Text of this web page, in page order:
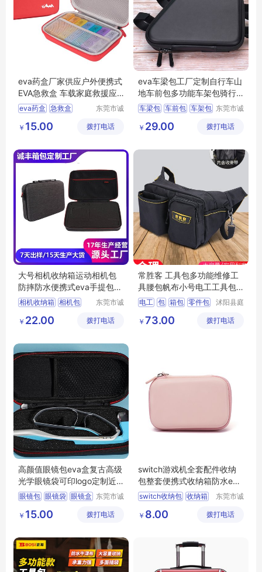
eva药盒厂家供应户外便携式
EVA急救盒 车载家庭救援应
急收纳包
eva药盒 急救盒
东莞市诚
限公司
￥ 15.00 拨打电话
eva车梁包工厂定制自行车山
地车前包多功能车架包骑行
装备上管包
车梁包 车前包 车架包 东莞市诚
限公司
￥ 29.00 拨打电话
大号相机收纳箱运动相机包
防摔防水便携式eva手提包大
中号收纳包
相机收纳箱 相机包
eva包
东莞市诚
限公司
￥ 22.00 拨打电话
常胜客 工具包多功能维修工
具腰包帆布小号电工工具包
工作腰带
电工 包 箱包 零件包
沭阳县庭
商务有限
￥ 73.00 拨打电话
高颜值眼镜包eva盒复古高级
光学眼镜袋可印logo定制近
视眼镜盒
眼镜包 眼镜袋 眼镜盒 东莞市诚
限公司
￥ 15.00 拨打电话
switch游戏机全套配件收纳
包整套便携式收纳箱防水eva
收纳盒
switch收纳包 收纳箱
switch包
东莞市诚
限公司
￥ 8.00 拨打电话